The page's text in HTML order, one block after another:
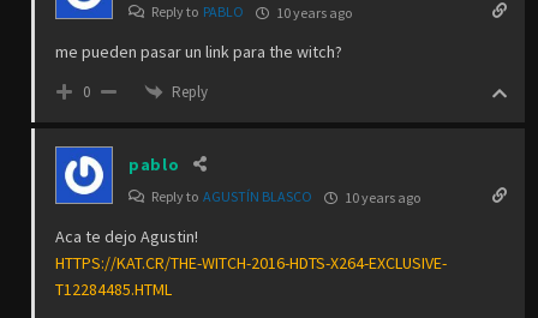
Reply to PABLO 10 years ago
me pueden pasar un link para the witch?
0 Reply
pablo
Reply to AGUSTÍN BLASCO 10 years ago
Aca te dejo Agustin!
HTTPS://KAT.CR/THE-WITCH-2016-HDTS-X264-EXCLUSIVE-
T12284485.HTML